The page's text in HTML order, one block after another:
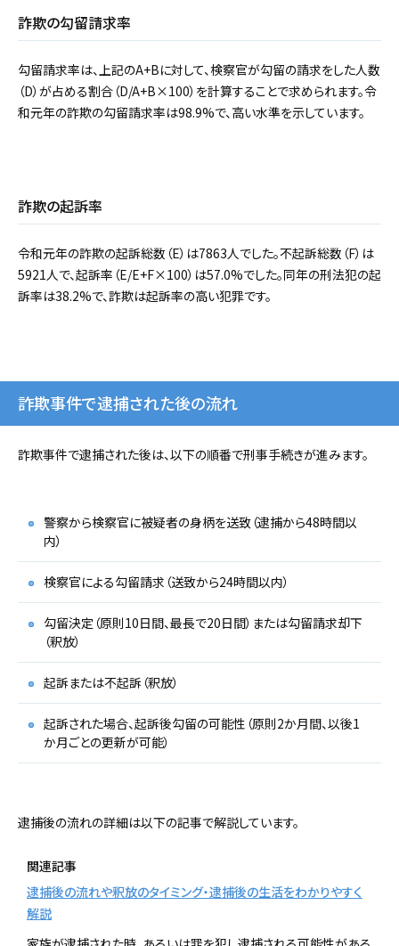
詐欺の勾留請求率
勾留請求率は、上記のA+Bに対して、検察官が勾留の請求をした人数
（D）が占める割合（D/A+B×100）を計算することで求められます。令
和元年の詐欺の勾留請求率は98.9%で、高い水準を示しています。
詐欺の起訴率
令和元年の詐欺の起訴総数（E）は7863人でした。不起訴総数（F）は
5921人で、起訴率（E/E+F×100）は57.0%でした。同年の刑法犯の起
訴率は38.2%で、詐欺は起訴率の高い犯罪です。
詐欺事件で逮捕された後の流れ
詐欺事件で逮捕された後は、以下の順番で刑事手続きが進みます。
警察から検察官に被疑者の身柄を送致（逮捕から48時間以
内）
検察官による勾留請求（送致から24時間以内）
勾留決定（原則10日間、最長で20日間）または勾留請求却下
（釈放）
起訴または不起訴（釈放）
起訴された場合、起訴後勾留の可能性（原則2か月間、以後1
か月ごとの更新が可能）
逮捕後の流れの詳細は以下の記事で解説しています。
関連記事
逮捕後の流れや釈放のタイミング・逮捕後の生活をわかりやすく
解説